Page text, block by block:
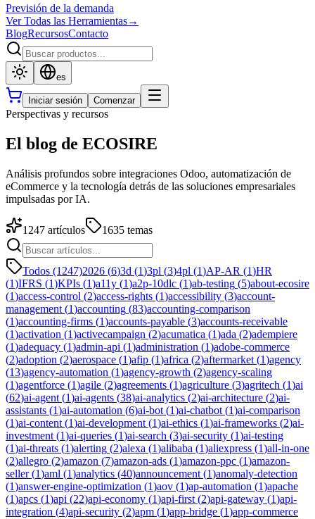
Previsión de la demanda
Ver Todas las Herramientas→
BlogRecursosContacto
es
Iniciar sesión Comenzar
Perspectivas y recursos
El blog de ECOSIRE
Análisis profundos sobre integraciones Odoo, automatización de
eCommerce y la tecnología detrás de las soluciones empresariales
impulsadas por IA.
1247 artículos 1635 temas
Todos (1247)2026 (6)3d (1)3pl (3)4pl (1)AP-AR (1)HR
(1)IFRS (1)KPIs (1)a11y (1)a2p-10dlc (1)ab-testing (5)about-ecosire
(1)access-control (2)access-rights (1)accessibility (3)account-
management (1)accounting (83)accounting-comparison
(1)accounting-firms (1)accounts-payable (3)accounts-receivable
(1)activation (1)activecampaign (2)acumatica (1)ada (2)adempiere
(1)adequacy (1)admin-api (1)administration (1)adobe-commerce
(2)adoption (2)aerospace (1)afip (1)africa (2)aftermarket (1)agency
(13)agency-automation (1)agency-growth (2)agency-scaling
(1)agentforce (1)agile (2)agreements (1)agriculture (3)agritech (1)ai
(62)ai-agent (1)ai-agents (38)ai-analytics (2)ai-architecture (2)ai-
assistants (1)ai-automation (6)ai-bot (1)ai-chatbot (1)ai-comparison
(1)ai-content (1)ai-development (1)ai-ethics (1)ai-frameworks (2)ai-
investment (1)ai-queries (1)ai-search (3)ai-security (1)ai-testing
(1)ai-threats (1)alerting (2)alexa (1)alibaba (1)aliexpress (1)all-in-one
(2)allegro (2)amazon (7)amazon-ads (1)amazon-ppc (1)amazon-
seller(1)aml (1)analytics (40)announcement (1)anomaly-detection
(1)answer-engine-optimization (1)aov (1)ap-automation (1)apache
(1)apcs (1)api (22)api-economy (1)api-first (2)api-gateway (1)api-
integration (4)api-security (2)apm (1)app-bridge (1)app-commerce